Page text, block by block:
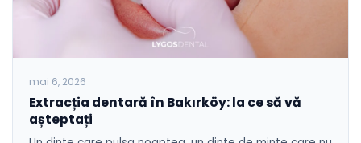
mai 6, 2026
Extracția dentară în Bakırköy: la ce să vă
așteptați